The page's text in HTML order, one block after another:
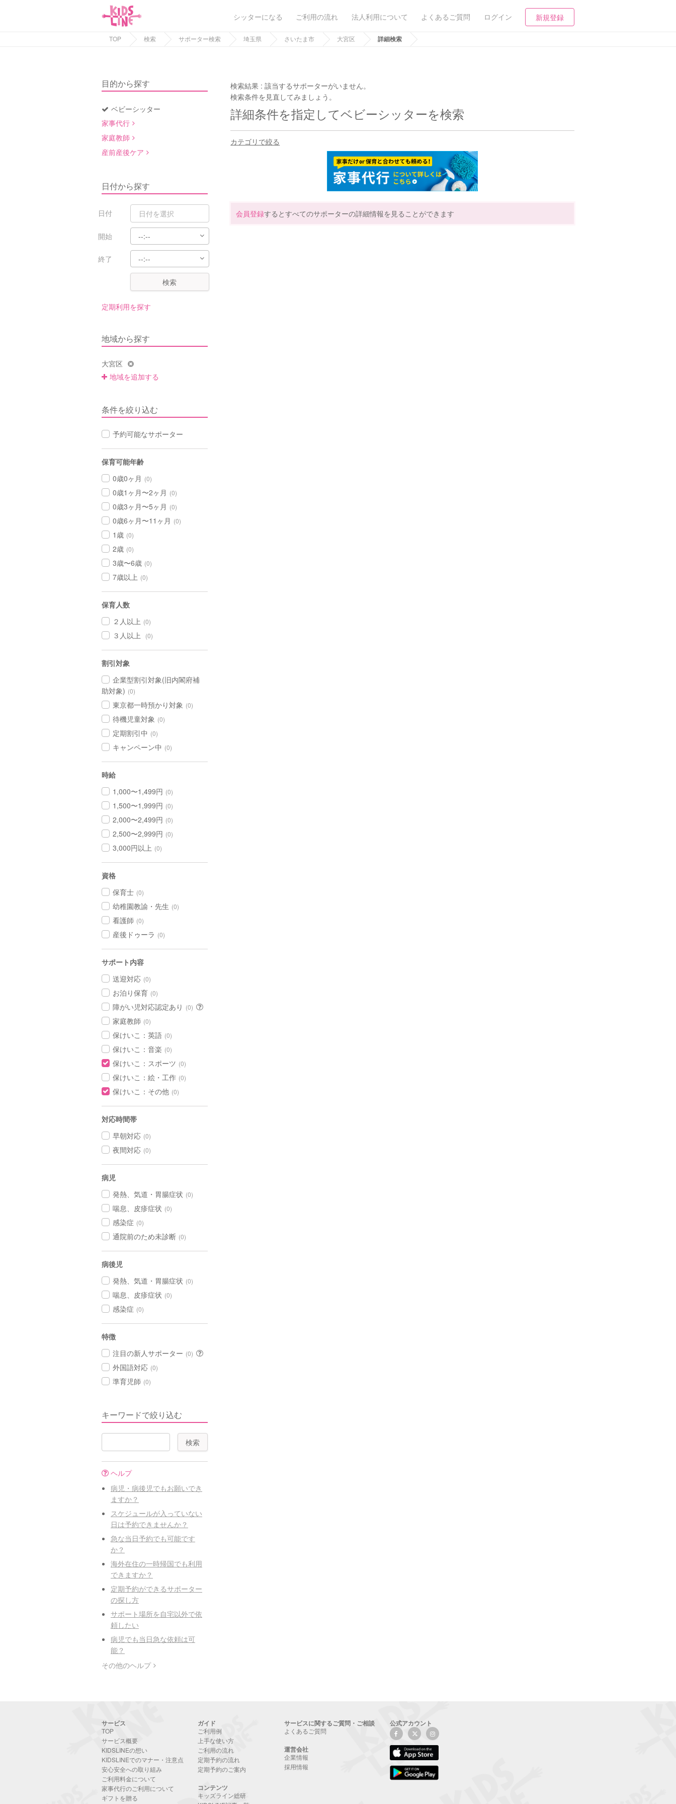
シッターになる ご利用の流れ 法人利用について よくあるご質問 ログイン 新規登録
TOP 検索 サポーター検索 埼玉県 さいたま市 大宮区 詳細検索
目的から探す
ベビーシッター
家事代行
家庭教師
産前産後ケア
日付から探す
日付
開始
終了
検索
定期利用を探す
地域から探す
大宮区
地域を追加する
条件を絞り込む
予約可能なサポーター
保育可能年齢
0歳0ヶ月 (0)
0歳1ヶ月〜2ヶ月 (0)
0歳3ヶ月〜5ヶ月 (0)
0歳6ヶ月〜11ヶ月 (0)
1歳 (0)
2歳 (0)
3歳〜6歳 (0)
7歳以上 (0)
保育人数
２人以上 (0)
３人以上 (0)
割引対象
企業型割引対象(旧内閣府補
助対象) (0)
東京都一時預かり対象 (0)
待機児童対象 (0)
定期割引中 (0)
キャンペーン中 (0)
時給
1,000〜1,499円 (0)
1,500〜1,999円 (0)
2,000〜2,499円 (0)
2,500〜2,999円 (0)
3,000円以上 (0)
資格
保育士 (0)
幼稚園教諭・先生 (0)
看護師 (0)
産後ドゥーラ (0)
サポート内容
送迎対応 (0)
お泊り保育 (0)
障がい児対応認定あり (0)
家庭教師 (0)
保けいこ：英語 (0)
保けいこ：音楽 (0)
保けいこ：スポーツ (0)
保けいこ：絵・工作 (0)
保けいこ：その他 (0)
対応時間帯
早朝対応 (0)
夜間対応 (0)
病児
発熱、気道・胃腸症状 (0)
喘息、皮疹症状 (0)
感染症 (0)
通院前のため未診断 (0)
病後児
発熱、気道・胃腸症状 (0)
喘息、皮疹症状 (0)
感染症 (0)
特徴
注目の新人サポーター (0)
外国語対応 (0)
準育児師 (0)
キーワードで絞り込む
ヘルプ
病児・病後児でもお願いでき
ますか？
スケジュールが入っていない
日は予約できませんか？
急な当日予約でも可能です
か？
海外在住の一時帰国でも利用
できますか？
定期予約ができるサポーター
の探し方
サポート場所を自宅以外で依
頼したい
病児でも当日急な依頼は可
能？
その他のヘルプ
検索結果 :該当するサポーターがいません。
検索条件を見直してみましょう。
詳細条件を指定してベビーシッターを検索
カテゴリで絞る
会員登録するとすべてのサポーターの詳細情報を見ることができます
サービス
TOP
サービス概要
KIDSLINEの想い
KIDSLINEでのマナー・注意点
安心安全への取り組み
ご利用料金について
家事代行のご利用について
ギフトを贈る
ガイド
ご利用例
上手な使い方
ご利用の流れ
定期予約の流れ
定期予約のご案内
コンテンツ
キッズライン総研
サービスに関するご質問・ご相談
よくあるご質問
運営会社
企業情報
採用情報
公式アカウント